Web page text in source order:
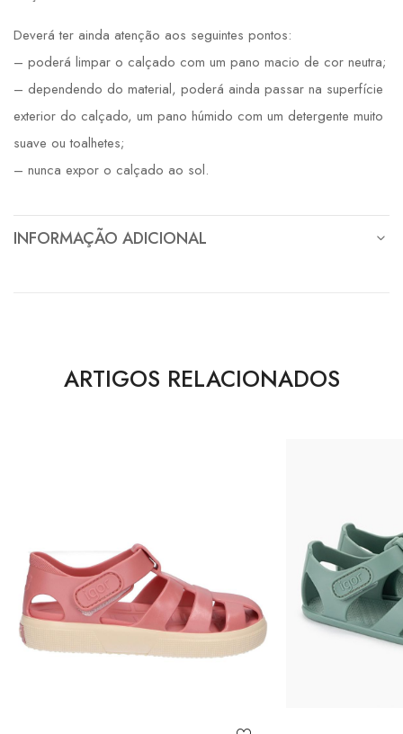
Deverá ter ainda atenção aos seguintes pontos:
– poderá limpar o calçado com um pano macio de cor neutra;
– dependendo do material, poderá ainda passar na superfície
exterior do calçado, um pano húmido com um detergente muito
suave ou toalhetes;
– nunca expor o calçado ao sol.
INFORMAÇÃO ADICIONAL
ARTIGOS RELACIONADOS